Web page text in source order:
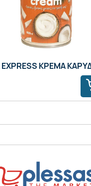
EXPRESS KΡΕΜΑ